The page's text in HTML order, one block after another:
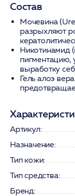
Состав
Мочевина
разрыхляют
Никотинамид
пигментацию,
выработку
Гель алоэ
Артикул:
Назначение:
Тип кожи:
Тип средства:
Бренд: